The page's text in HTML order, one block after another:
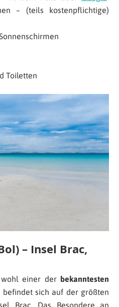
– (teils kostenpflichtige)
Toiletten
– Insel Brac,
einer der bekanntesten
befindet sich auf der größten
Brac. Das Besondere an